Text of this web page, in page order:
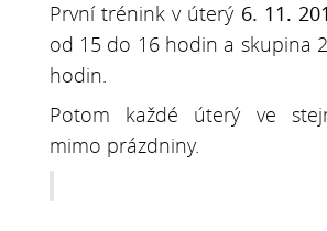
První trénink v úterý 6. 11.
od 15 do 16 hodin a skupina
hodin.
Potom každé úterý ve
mimo prázdniny.